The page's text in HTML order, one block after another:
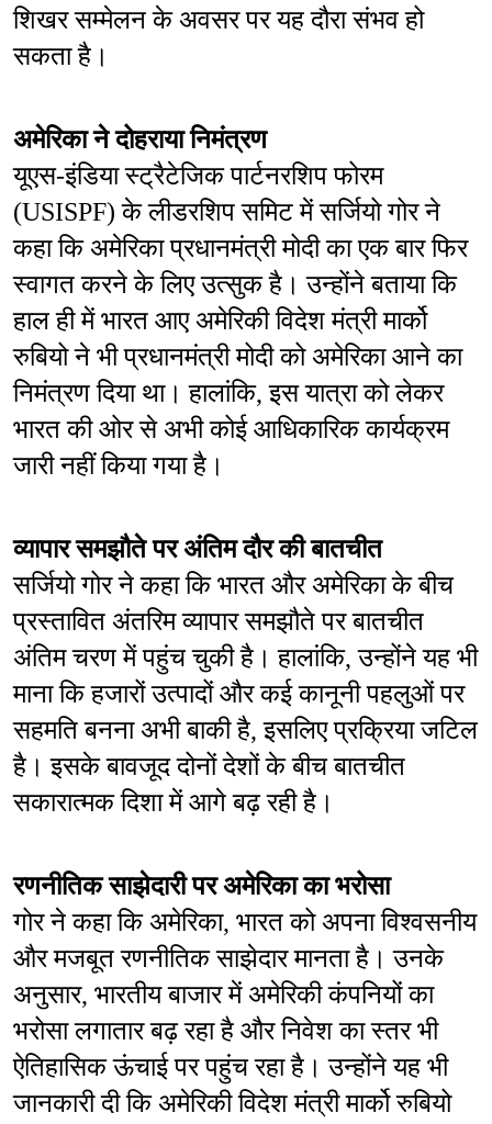
शिखर सम्मेलन के अवसर पर यह दौरा संभव हो
सकता है।
अमेरिका ने दोहराया निमंत्रण
यूएस-इंडिया स्ट्रैटेजिक पार्टनरशिप फोरम
(USISPF) के लीडरशिप समिट में सर्जियो गोर ने
कहा कि अमेरिका प्रधानमंत्री मोदी का एक बार फिर
स्वागत करने के लिए उत्सुक है। उन्होंने बताया कि
हाल ही में भारत आए अमेरिकी विदेश मंत्री मार्को
रुबियो ने भी प्रधानमंत्री मोदी को अमेरिका आने का
निमंत्रण दिया था। हालांकि, इस यात्रा को लेकर
भारत की ओर से अभी कोई आधिकारिक कार्यक्रम
जारी नहीं किया गया है।
व्यापार समझौते पर अंतिम दौर की बातचीत
सर्जियो गोर ने कहा कि भारत और अमेरिका के बीच
प्रस्तावित अंतरिम व्यापार समझौते पर बातचीत
अंतिम चरण में पहुंच चुकी है। हालांकि, उन्होंने यह भी
माना कि हजारों उत्पादों और कई कानूनी पहलुओं पर
सहमति बनना अभी बाकी है, इसलिए प्रक्रिया जटिल
है। इसके बावजूद दोनों देशों के बीच बातचीत
सकारात्मक दिशा में आगे बढ़ रही है।
रणनीतिक साझेदारी पर अमेरिका का भरोसा
गोर ने कहा कि अमेरिका, भारत को अपना विश्वसनीय
और मजबूत रणनीतिक साझेदार मानता है। उनके
अनुसार, भारतीय बाजार में अमेरिकी कंपनियों का
भरोसा लगातार बढ़ रहा है और निवेश का स्तर भी
ऐतिहासिक ऊंचाई पर पहुंच रहा है। उन्होंने यह भी
जानकारी दी कि अमेरिकी विदेश मंत्री मार्को रुबियो